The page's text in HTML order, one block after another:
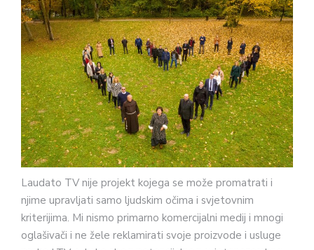
Laudato TV nije projekt kojega se može promatrati i
njime upravljati samo ljudskim očima i svjetovnim
kriterijima. Mi nismo primarno komercijalni medij i mnogi
oglašivači i ne žele reklamirati svoje proizvode i usluge